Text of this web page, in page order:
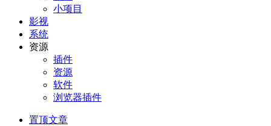
小项目
影视
系统
资源
插件
资源
软件
浏览器插件
置顶文章